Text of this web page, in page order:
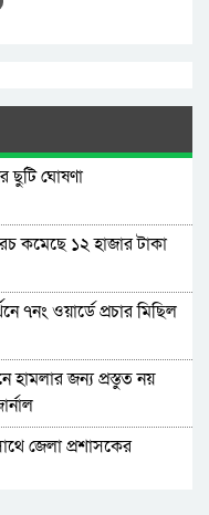
ছুটি ঘোষণা
কমেছে ১২ হাজার টাকা
৭নং ওয়ার্ডে প্রচার মিছিল
হামলার জন্য প্রস্তুত নয়
জেলা প্রশাসকের